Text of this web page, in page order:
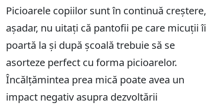
Picioarele copiilor sunt în continuă creștere,
așadar, nu uitați că pantofii pe care micuții îi
poartă la și după școală trebuie să se
asorteze perfect cu forma picioarelor.
Încălțămintea prea mică poate avea un
impact negativ asupra dezvoltării